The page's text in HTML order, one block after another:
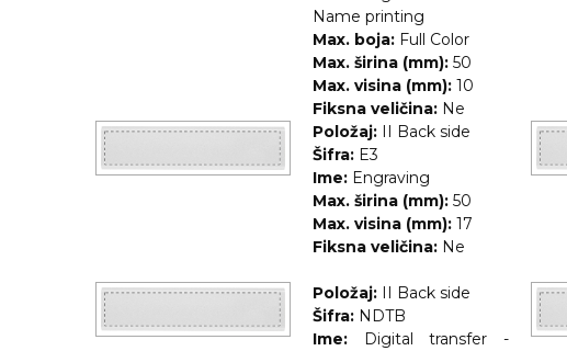
Name printing
Max. boja: Full Color
Max. širina (mm): 50
Max. visina (mm): 10
Fiksna veličina: Ne
Položaj:
II Back side
Šifra: E3
Ime: Engraving
Max. širina (mm): 50
Max. visina (mm): 17
Fiksna veličina: Ne
Položaj:
II Back side
Šifra: NDTB
Ime:
Digital transfer -